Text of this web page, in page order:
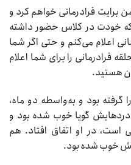
برایت فرادرمانی خواهم کرد و
که خودت در کلاس حضور داشته
اعلام می‌کنم و حتی اگر شما
فرادرمانی را برای شما اعلام
هستید.
گرفته بود و به‌واسطه دو ماه،
گویا خوب شده بود و
است، در او اتفاق افتاد. هم
خوب شده بود.